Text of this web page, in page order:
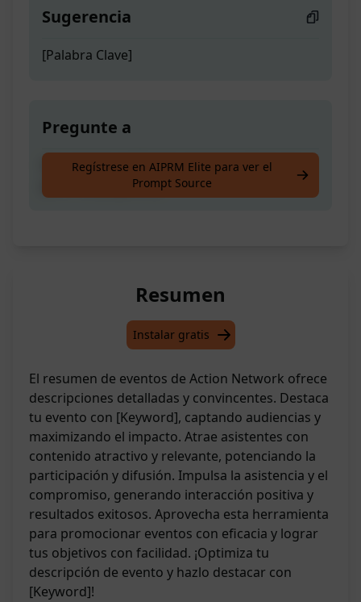
Sugerencia
[Palabra Clave]
Pregunte a
Descripción del Evento de Action Network a
partir de [Keyword]
Regístrese en AIPRM Elite para ver el
Prompt Source
Resumen
Instalar gratis
El resumen de eventos de Action Network ofrece
descripciones detalladas y convincentes. Destaca
tu evento con [Keyword], captando audiencias y
maximizando el impacto. Atrae asistentes con
contenido atractivo y relevante, potenciando la
participación y difusión. Impulsa la asistencia y el
compromiso, generando interacción positiva y
resultados exitosos. Aprovecha esta herramienta
para promocionar eventos con eficacia y lograr
tus objetivos con facilidad. ¡Optimiza tu
descripción de evento y hazlo destacar con
[Keyword]!